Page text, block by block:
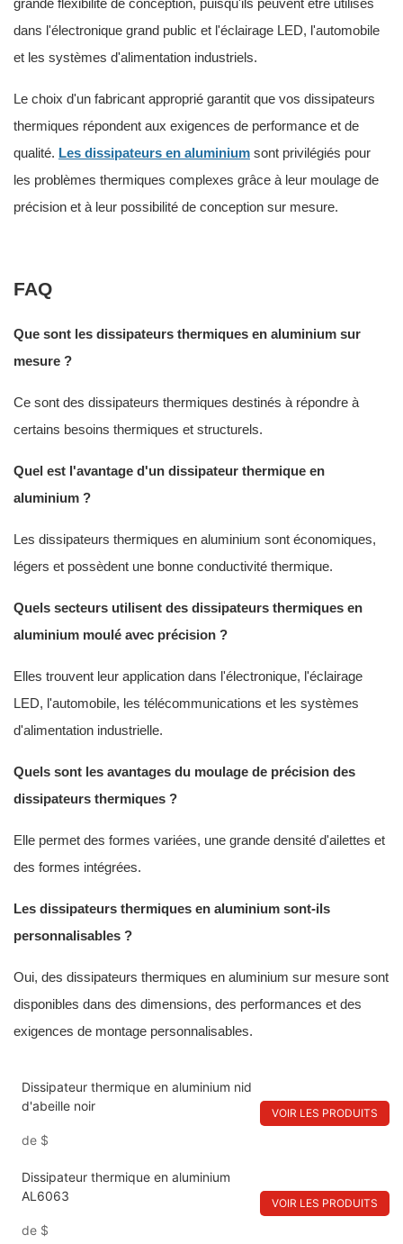
grande flexibilité de conception, puisqu'ils peuvent être utilisés
dans l'électronique grand public et l'éclairage LED, l'automobile
et les systèmes d'alimentation industriels.
Le choix d'un fabricant approprié garantit que vos dissipateurs
thermiques répondent aux exigences de performance et de
qualité. Les dissipateurs en aluminium sont privilégiés pour
les problèmes thermiques complexes grâce à leur moulage de
précision et à leur possibilité de conception sur mesure.
FAQ
Que sont les dissipateurs thermiques en aluminium sur
mesure ?
Ce sont des dissipateurs thermiques destinés à répondre à
certains besoins thermiques et structurels.
Quel est l'avantage d'un dissipateur thermique en
aluminium ?
Les dissipateurs thermiques en aluminium sont économiques,
légers et possèdent une bonne conductivité thermique.
Quels secteurs utilisent des dissipateurs thermiques en
aluminium moulé avec précision ?
Elles trouvent leur application dans l'électronique, l'éclairage
LED, l'automobile, les télécommunications et les systèmes
d'alimentation industrielle.
Quels sont les avantages du moulage de précision des
dissipateurs thermiques ?
Elle permet des formes variées, une grande densité d'ailettes et
des formes intégrées.
Les dissipateurs thermiques en aluminium sont-ils
personnalisables ?
Oui, des dissipateurs thermiques en aluminium sur mesure sont
disponibles dans des dimensions, des performances et des
exigences de montage personnalisables.
Dissipateur thermique en aluminium nid
d'abeille noir
de $
VOIR LES PRODUITS
Dissipateur thermique en aluminium
AL6063
de $
VOIR LES PRODUITS